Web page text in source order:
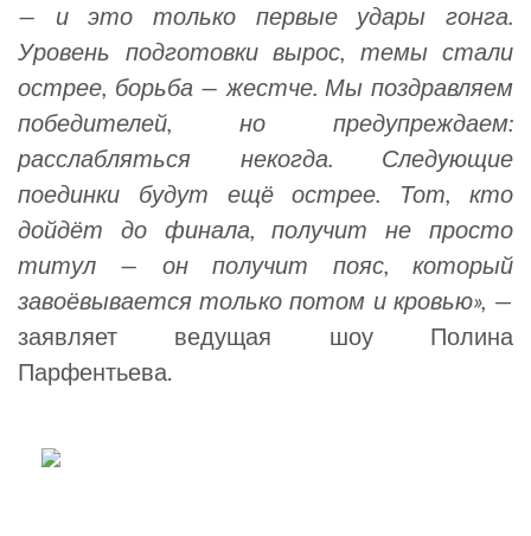
— и это только первые удары гонга.
Уровень подготовки вырос, темы стали
острее, борьба — жестче. Мы поздравляем
победителей, но предупреждаем:
расслабляться некогда. Следующие
поединки будут ещё острее. Тот, кто
дойдёт до финала, получит не просто
титул — он получит пояс, который
завоёвывается только потом и кровью», —
заявляет ведущая шоу Полина
Парфентьева.